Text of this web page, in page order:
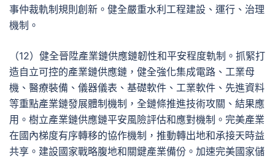
事仲裁軌制規則創新。健全嚴重水利工程建設、運行、治理
機制。
（12）健全晉陞產業鏈供應鏈韌性和平安程度軌制。抓緊打
造自立可控的產業鏈供應鏈，健全強化集成電路、工業母
機、醫療裝備、儀器儀表、基礎軟件、工業軟件、先進資料
等重點產業鏈發展體制機制，全鏈條推進技術攻關、結果應
用。樹立產業鏈供應鏈平安風險評估和應對機制。完美產業
在國內梯度有序轉移的協作機制，推動轉出地和承接天時益
共享。建設國家戰略腹地和關鍵產業備份。加速完美國家儲